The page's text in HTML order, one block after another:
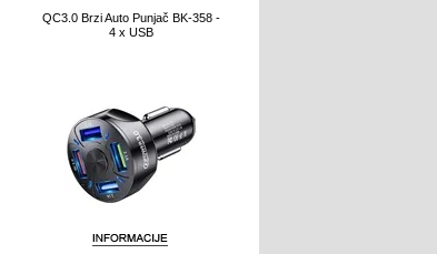
QC3.0 Brzi Auto Punjač BK-358 -
4 x USB